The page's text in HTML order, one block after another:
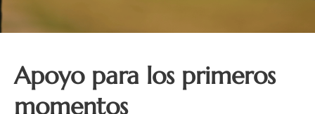
Apoyo para los primeros
momentos